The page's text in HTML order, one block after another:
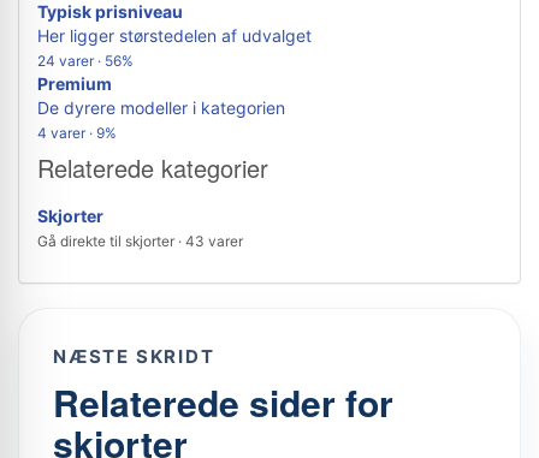
Typisk prisniveau
Her ligger størstedelen af udvalget
24 varer · 56%
Premium
De dyrere modeller i kategorien
4 varer · 9%
Relaterede kategorier
Skjorter
Gå direkte til skjorter · 43 varer
NÆSTE SKRIDT
Relaterede sider for
skjorter